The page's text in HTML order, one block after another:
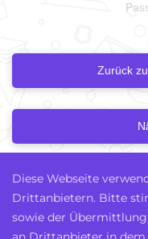
Zurück
Diese Webseite
Drittanbietern. Bitte
sowie der